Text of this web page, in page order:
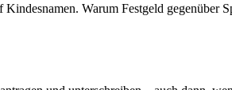
Warum Festgeld gegenüber